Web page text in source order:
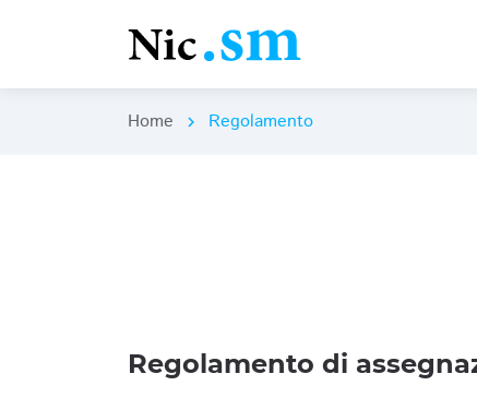
Home chevron_right Regolamento
Regolamento di